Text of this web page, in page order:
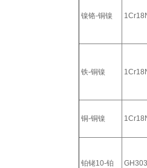
镍铬-铜镍
铁-铜镍
铜-铜镍
铂铑10-铂